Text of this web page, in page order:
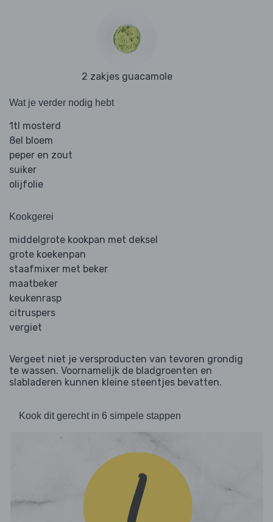
2 zakjes guacamole
Wat je verder nodig hebt
1tl mosterd
8el bloem
peper en zout
suiker
olijfolie
Kookgerei
middelgrote kookpan met deksel
grote koekenpan
staafmixer met beker
maatbeker
keukenrasp
citruspers
vergiet
Vergeet niet je versproducten van tevoren grondig
te wassen. Voornamelijk de bladgroenten en
slabladeren kunnen kleine steentjes bevatten.
Kook dit gerecht in 6 simpele stappen